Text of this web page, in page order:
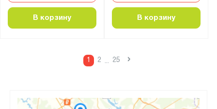
В корзину В корзину
1 2 ... 25 ›